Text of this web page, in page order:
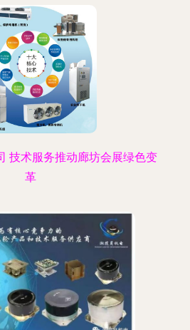
技术服务推动廊坊会展绿色变
革